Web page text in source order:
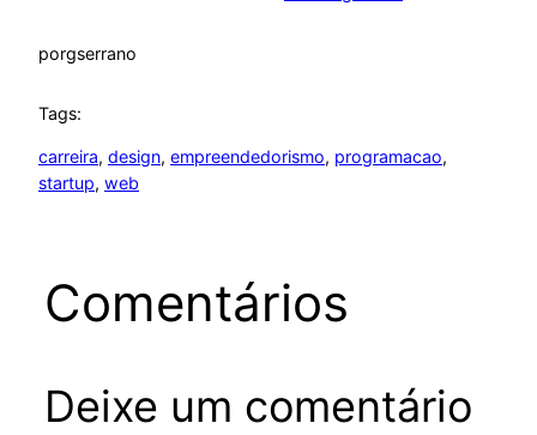
porgserrano
Tags:
carreira, design, empreendedorismo, programacao
startup, web
Comentários
Deixe um comentário